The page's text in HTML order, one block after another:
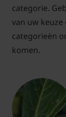
categorie.
van uw keuze
categorieën
komen.